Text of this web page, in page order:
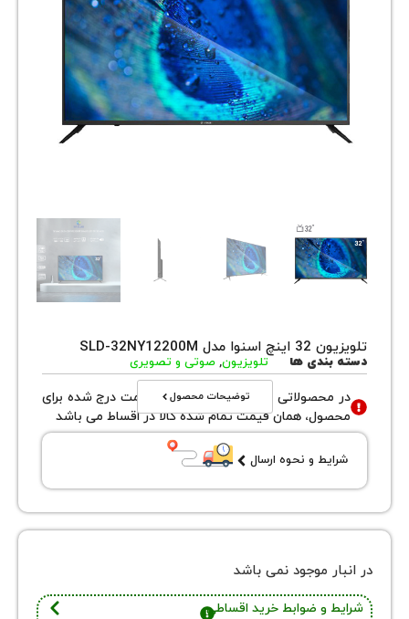
ها تلویزیون, صوتی و تصویری
توضیحات محصول
محصولاتی با نوع فروش اقساطی قیمت درج شده برای
همان قیمت تمام شده کالا در اقساط می باشد
و نحوه ارسال
موجود نمی باشد
و ضوابط خرید اقساطی